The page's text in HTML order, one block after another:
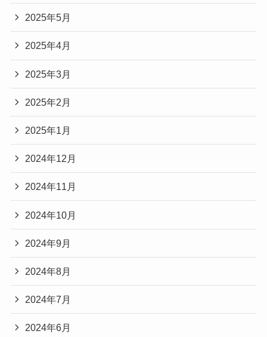
2025年5月
2025年4月
2025年3月
2025年2月
2025年1月
2024年12月
2024年11月
2024年10月
2024年9月
2024年8月
2024年7月
2024年6月